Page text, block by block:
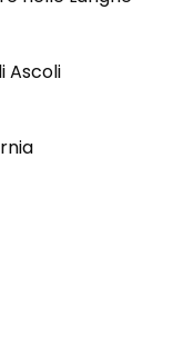
Ascoli